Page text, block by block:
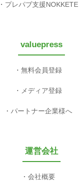
プレパブ支援NOKKETE
valuepress
無料会員登録
メディア登録
パートナー企業様へ
運営会社
会社概要